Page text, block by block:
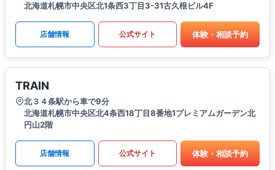
北海道札幌市中央区北1条西3丁目3-31古久根ビル4F
店舗情報 公式サイト 体験・相談予約
TRAIN
北３４条駅から車で9分
北海道札幌市中央区北4条西18丁目8番地1プレミアムガーデン北
円山2階
店舗情報 公式サイト 体験・相談予約